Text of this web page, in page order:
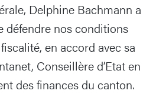
Delphine Bachmann a
défendre nos conditions
en accord avec sa
Conseillère d’Etat en
des finances du canton.